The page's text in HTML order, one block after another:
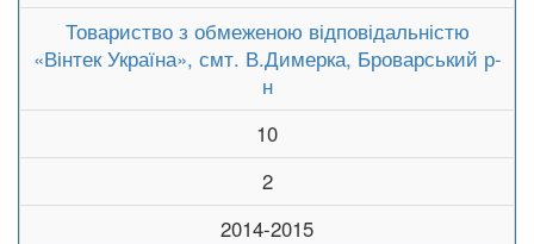
Товариство з обмеженою відповідальністю
«Вінтек Україна», смт. В.Димерка, Броварський р-
н
10
2
2014-2015